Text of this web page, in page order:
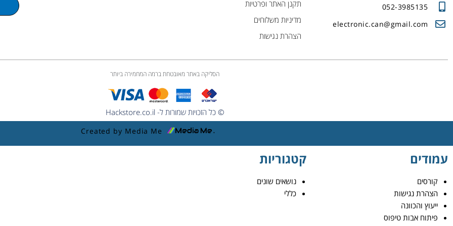
052-3985135
electronic.can@gmail.com
תקנן האתר ופרטיות
מדיניות משלוחים
הצהרת נגישות
הסליקה באתר מאובטחת ברמה המחמירה ביותר
© כל הזכויות שמורות ל- Hackstore.co.il
Created by Media Me
עמודים
קורסים
הצהרת נגישות
ייעוץ והכוונה
פיתוח אבות טיפוס
קטגוריות
נושאים שונים
כללי